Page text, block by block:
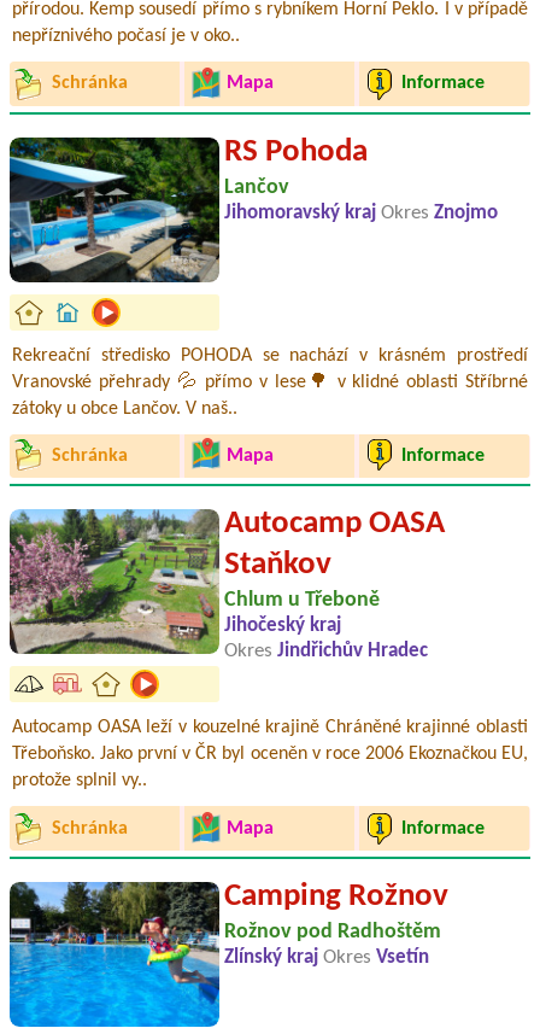
přírodou. Kemp sousedí přímo s rybníkem Horní Peklo. I v případě
nepříznivého počasí je v oko..
Schránka Mapa Informace
RS Pohoda
Lančov
Jihomoravský kraj Okres Znojmo
Rekreační středisko POHODA se nachází v krásném prostředí
Vranovské přehrady 💦 přímo v lese🌳 v klidné oblasti Stříbrné
zátoky u obce Lančov. V naš..
Schránka Mapa Informace
Autocamp OASA
Staňkov
Chlum u Třeboně
Jihočeský kraj
Okres Jindřichův Hradec
Autocamp OASA leží v kouzelné krajině Chráněné krajinné oblasti
Třeboňsko. Jako první v ČR byl oceněn v roce 2006 Ekoznačkou EU,
protože splnil vy..
Schránka Mapa Informace
Camping Rožnov
Rožnov pod Radhoštěm
Zlínský kraj Okres Vsetín